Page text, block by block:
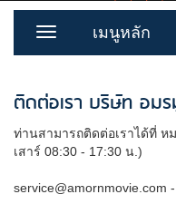
Toggle
เมนูหลัก
ติดต่อเรา บริษัท อม
ท่านสามารถติดต่อเราได้ที่ ห
เสาร์ 08:30 - 17:30 น.)
service@amornmovie.com